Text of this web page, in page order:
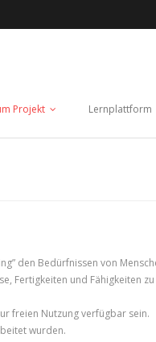
Projekt Lernplattform
den Bedürfnissen von
Fertigkeiten und Fähigkeiten
freien Nutzung verfügbar sein.
wurden.